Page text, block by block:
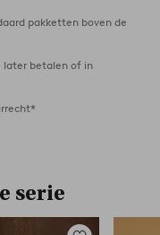
pakketten boven de
later betalen of in
serie